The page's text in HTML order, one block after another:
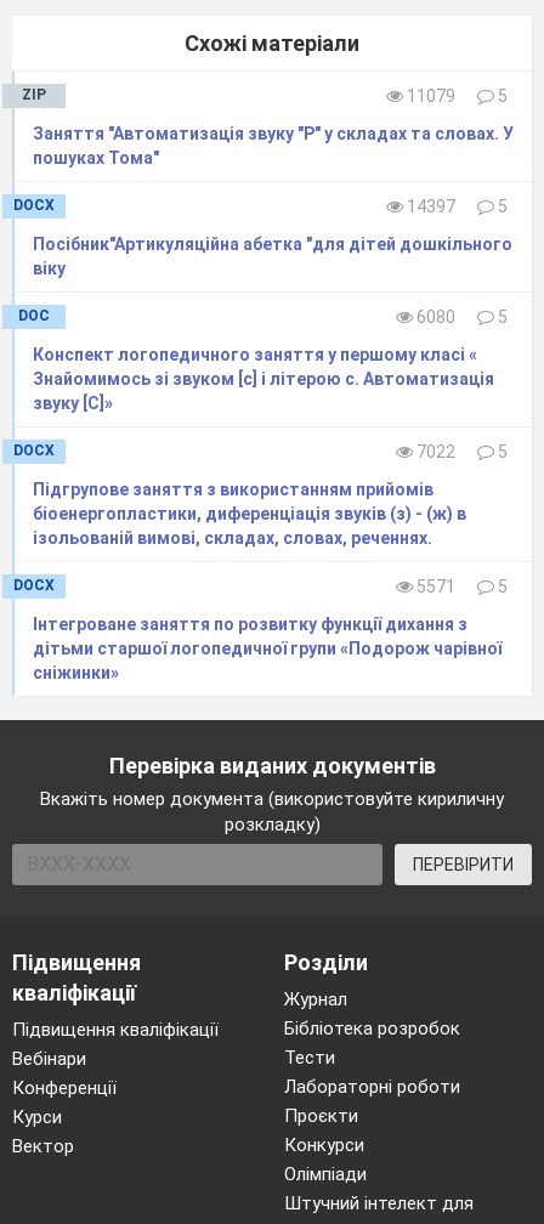
Схожі матеріали
ZIP 11079
5
Заняття "Автоматизація звуку "Р" у складах та словах. У
пошуках Тома"
DOCX 14397
5
Посібник"Артикуляційна абетка "для дітей дошкільного
віку
DOC 6080
5
Конспект логопедичного заняття у першому класі «
Знайомимось зі звуком [c] і літерою с. Автоматизація
звуку [C]»
DOCX 7022
5
Підгрупове заняття з використанням прийомів
біоенергопластики, диференціація звуків (з) - (ж) в
ізольованій вимові, складах, словах, реченнях.
DOCX 5571
5
Інтегроване заняття по розвитку функції дихання з
дітьми старшої логопедичної групи «Подорож чарівної
сніжинки»
Перевірка виданих документів
Вкажіть номер документа (використовуйте кириличну
розкладку)
ПЕРЕВІРИТИ
Підвищення
кваліфікації
Підвищення кваліфікації
Вебінари
Конференції
Курси
Вектор
Розділи
Журнал
Бібліотека розробок
Тести
Лабораторні роботи
Проєкти
Конкурси
Олімпіади
Штучний інтелект для